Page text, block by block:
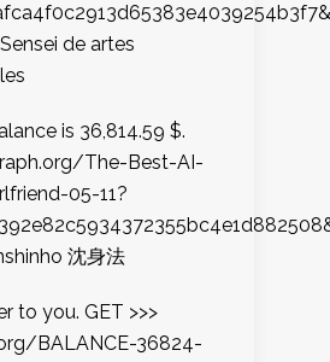
de artes
is 36,814.59 $.
The-Best-AI-
05-11?
沈身法
to you. GET >>>
BALANCE-36824-